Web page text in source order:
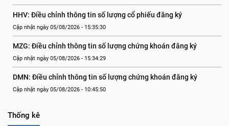
HHV: Điều chỉnh thông tin số lượng cổ phiếu đăng ký
Cập nhật ngày 05/08/2026 - 15:35:30
MZG: Điều chỉnh thông tin số lượng chứng khoán đăng ký
Cập nhật ngày 05/08/2026 - 15:34:29
DMN: Điều chỉnh thông tin số lượng chứng khoán đăng ký
Cập nhật ngày 05/08/2026 - 10:45:50
Thống kê